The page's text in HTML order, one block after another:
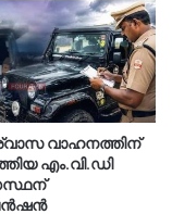
വാഹനത്തിന്
എം.വി.ഡി